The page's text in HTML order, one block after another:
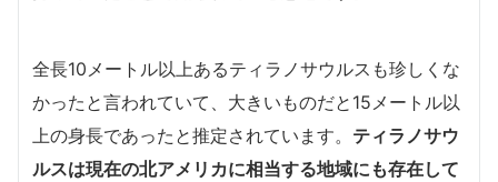
全長10メートル以上あるティラノサウルスも珍しくな
かったと言われていて、大きいものだと15メートル以
上の身長であったと推定されています。 ティラノサウ
ルスは現在の北アメリカに相当する地域にも存在して